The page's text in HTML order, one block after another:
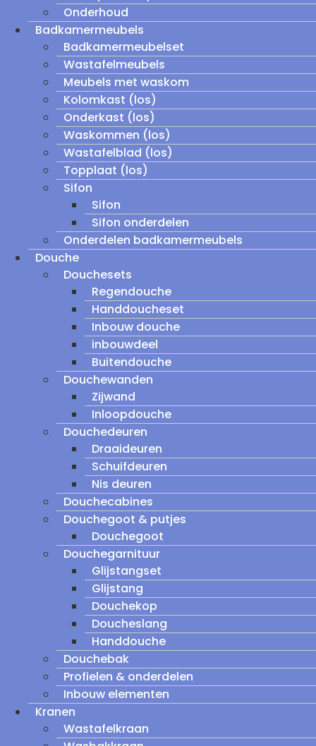
Onderhoud
Badkamermeubels
Badkamermeubelset
Wastafelmeubels
Meubels met waskom
Kolomkast (los)
Onderkast (los)
Waskommen (los)
Wastafelblad (los)
Topplaat (los)
Sifon
Sifon
Sifon onderdelen
Onderdelen badkamermeubels
Douche
Douchesets
Regendouche
Handdoucheset
Inbouw douche
inbouwdeel
Buitendouche
Douchewanden
Zijwand
Inloopdouche
Douchedeuren
Draaideuren
Schuifdeuren
Nis deuren
Douchecabines
Douchegoot & putjes
Douchegoot
Douchegarnituur
Glijstangset
Glijstang
Douchekop
Doucheslang
Handdouche
Douchebak
Profielen & onderdelen
Inbouw elementen
Kranen
Wastafelkraan